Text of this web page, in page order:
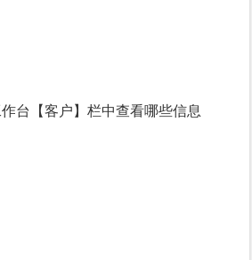
台【客户】栏中查看哪些信息